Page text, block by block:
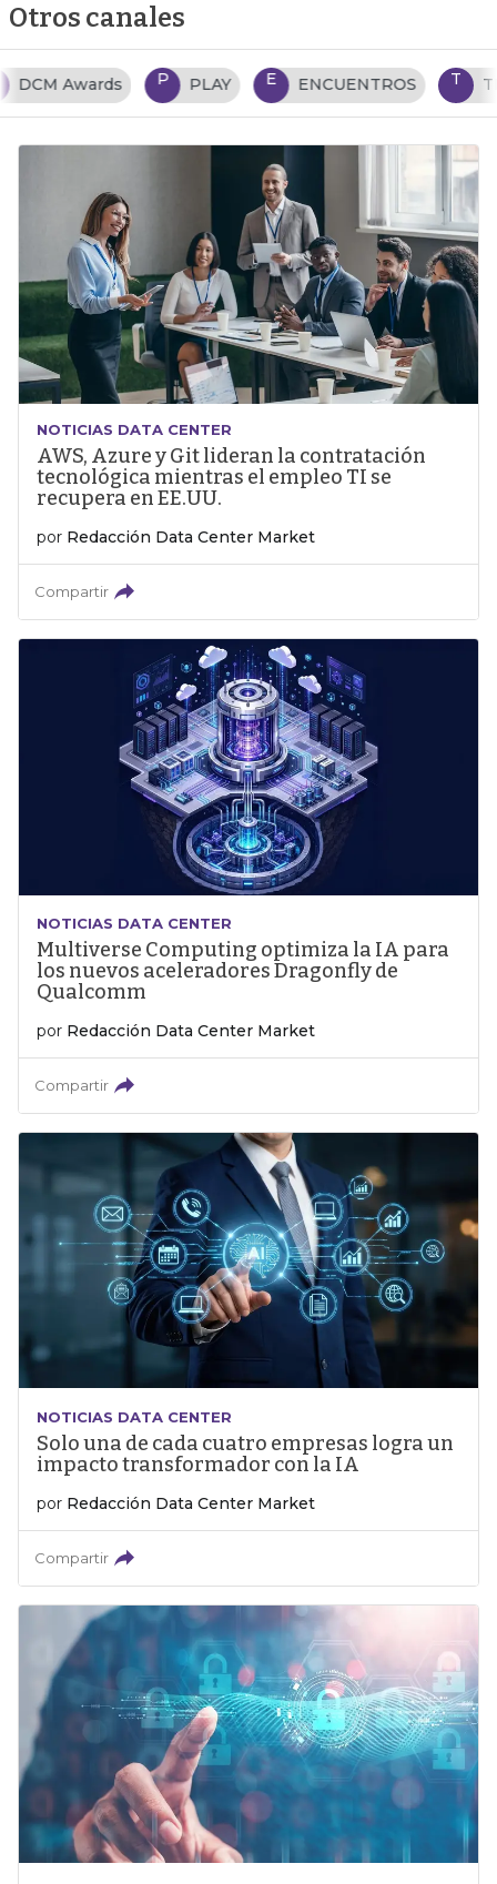
Otros canales
P PLAY E ENCUENTROS T TENDENCIAS TI
NOTICIAS DATA CENTER
AWS, Azure y Git lideran la contratación
tecnológica mientras el empleo TI se
recupera en EE.UU.
por Redacción Data Center Market
Compartir
NOTICIAS DATA CENTER
Multiverse Computing optimiza la IA para
los nuevos aceleradores Dragonfly de
Qualcomm
por Redacción Data Center Market
Compartir
NOTICIAS DATA CENTER
Solo una de cada cuatro empresas logra un
impacto transformador con la IA
por Redacción Data Center Market
Compartir